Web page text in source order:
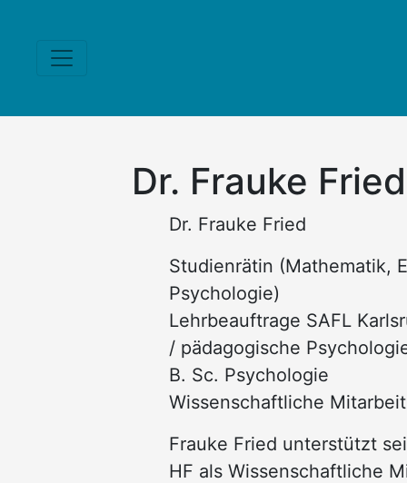
Dr. Frauke Fried
Dr. Frauke Fried
Studienrätin (Mathematik,
Psychologie)
Lehrbeauftrage SAFL
/ pädagogische
B. Sc. Psychologie
Wissenschaftliche
Frauke Fried unterstützt
HF als Wissenschaftliche